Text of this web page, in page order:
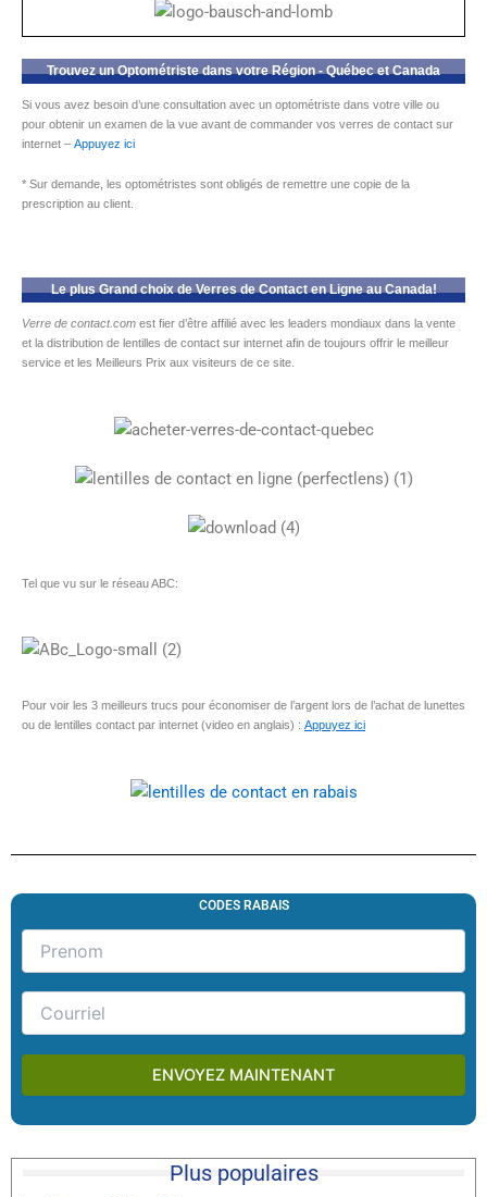
CODES RABAIS
Plus populaires
Trouvez un Optométriste dans votre Région - Québec et Canada
Si vous avez besoin d’une consultation avec un optométriste dans votre ville ou
pour obtenir un examen de la vue avant de commander vos verres de contact sur
internet – Appuyez ici
* Sur demande, les optométristes sont obligés de remettre une copie de la
prescription au client.
Le plus Grand choix de Verres de Contact en Ligne au Canada!
Verre de contact.com est fier d’être affilié avec les leaders mondiaux dans la vente
et la distribution de lentilles de contact sur internet afin de toujours offrir le meilleur
service et les Meilleurs Prix aux visiteurs de ce site.
Tel que vu sur le réseau ABC:
Pour voir les 3 meilleurs trucs pour économiser de l’argent lors de l’achat de lunettes
ou de lentilles contact par internet (video en anglais) : Appuyez ici